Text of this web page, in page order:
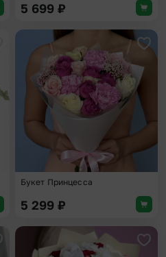
5 699 ₽
Добавить в избранное
Букет Принцесса
5 299 ₽
Добавить в избранное